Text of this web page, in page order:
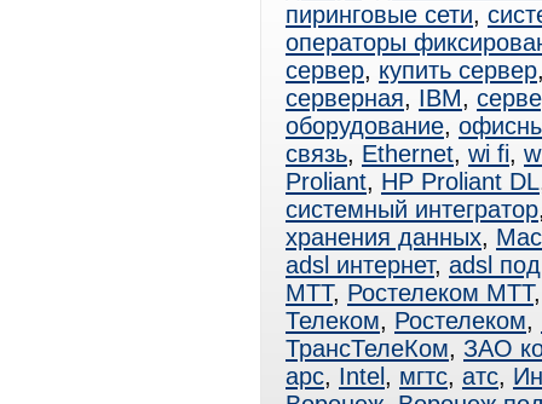
пиринговые сети,
операторы
сервер, купить сервер
серверная, IBM,
оборудование,
связь, Ethernet, wi fi,
Proliant, HP Proliant DL
системный интегратор
хранения данных,
adsl интернет, adsl
МТТ, Ростелеком МТТ
Телеком, Ростелеком,
ТрансТелеКом, ЗАО
apc, Intel , мгтс, атс,